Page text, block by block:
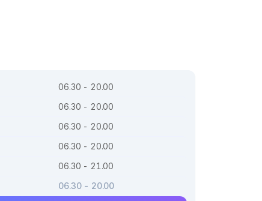
06.30 - 20.00
06.30 - 20.00
06.30 - 20.00
06.30 - 20.00
06.30 - 21.00
06.30 - 20.00